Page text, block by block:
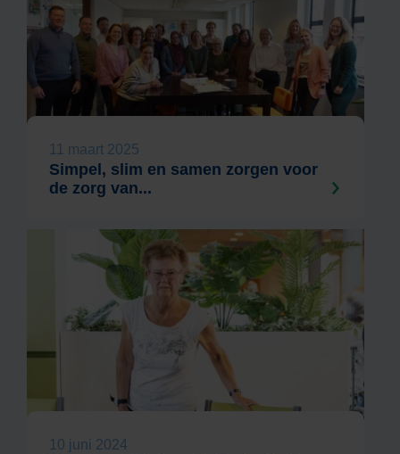
11 maart 2025
Simpel, slim en samen zorgen voor
de zorg van...
10 juni 2024